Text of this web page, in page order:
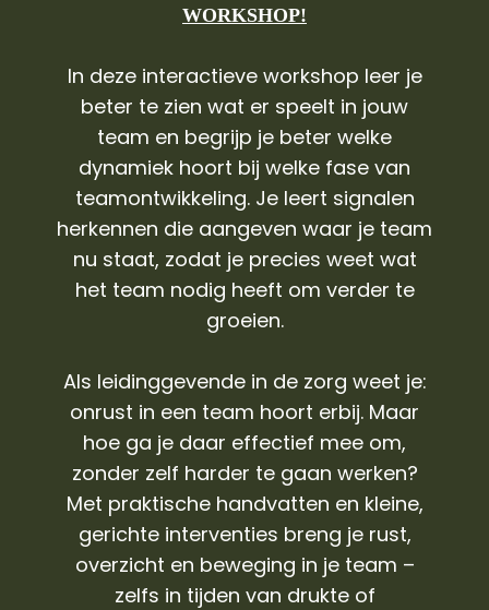
WORKSHOP!
In deze interactieve workshop leer je
beter te zien wat er speelt in jouw
team en begrijp je beter welke
dynamiek hoort bij welke fase van
teamontwikkeling. Je leert signalen
herkennen die aangeven waar je team
nu staat, zodat je precies weet wat
het team nodig heeft om verder te
groeien.
Als leidinggevende in de zorg weet je:
onrust in een team hoort erbij. Maar
hoe ga je daar effectief mee om,
zonder zelf harder te gaan werken?
Met praktische handvatten en kleine,
gerichte interventies breng je rust,
overzicht en beweging in je team –
zelfs in tijden van drukte of